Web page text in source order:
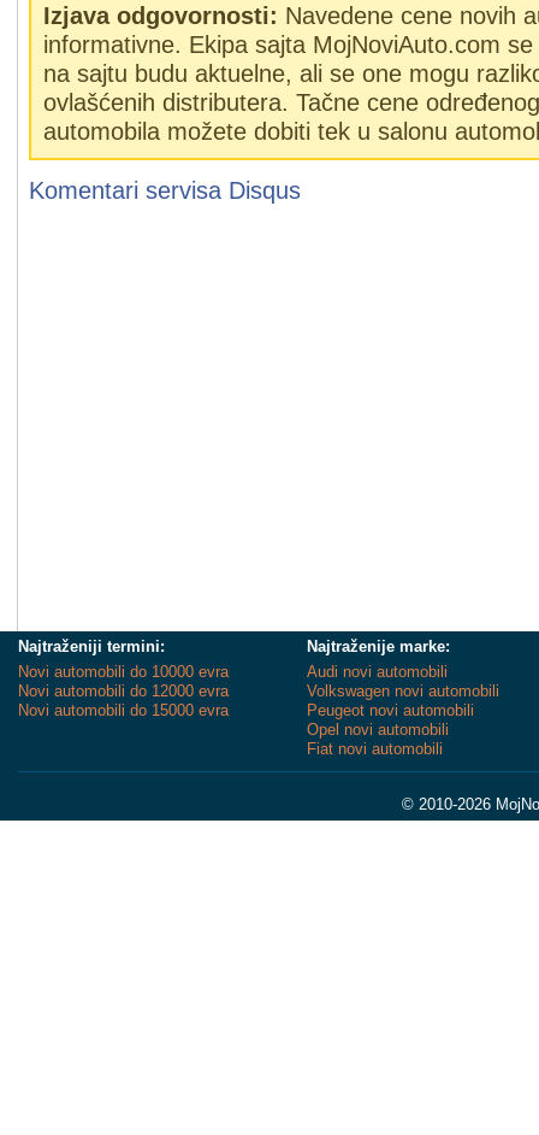
Izjava odgovornosti: Navedene cene novih
informativne. Ekipa sajta MojNoviAuto.com
na sajtu budu aktuelne, ali se one mogu
ovlašćenih distributera. Tačne cene
automobila možete dobiti tek u salonu
Komentari servisa Disqus
Najtraženiji termini:
Novi automobili do 10000 evra
Novi automobili do 12000 evra
Novi automobili do 15000 evra
Najtraženije marke:
Audi novi automobili
Volkswagen novi automobili
Peugeot novi automobili
Opel novi automobili
Fiat novi automobili
© 2010-2026